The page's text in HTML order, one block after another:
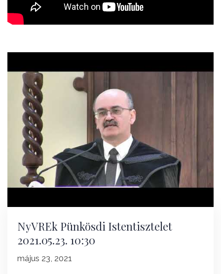
NyVREk Pünkösdi Istentisztelet
2021.05.23. 10:30
május 23, 2021